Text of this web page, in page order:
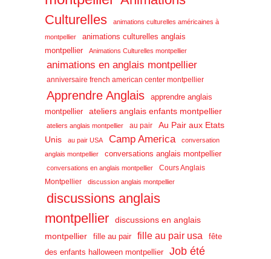
Culturelles
animations culturelles américaines à
montpellier
animations culturelles anglais
montpellier
Animations Culturelles montpellier
animations en anglais montpellier
anniversaire french american center montpellier
Apprendre Anglais
apprendre anglais
montpellier
ateliers anglais enfants montpellier
ateliers anglais montpellier au pair
Au Pair aux Etats
Unis
au pair USA Camp America
conversation
anglais montpellier
conversations anglais montpellier
conversations en anglais montpellier
Cours Anglais
Montpellier
discussion anglais montpellier
discussions anglais
montpellier
discussions en anglais
montpellier
fille au pair fille au pair usa
fête
des enfants halloween montpellier
Job été